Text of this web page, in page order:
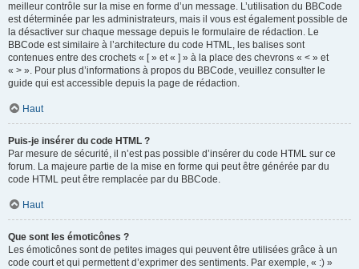
meilleur contrôle sur la mise en forme d’un message. L’utilisation du BBCode
est déterminée par les administrateurs, mais il vous est également possible de
la désactiver sur chaque message depuis le formulaire de rédaction. Le
BBCode est similaire à l’architecture du code HTML, les balises sont
contenues entre des crochets « [ » et « ] » à la place des chevrons « < » et
« > ». Pour plus d’informations à propos du BBCode, veuillez consulter le
guide qui est accessible depuis la page de rédaction.
Haut
Puis-je insérer du code HTML ?
Par mesure de sécurité, il n’est pas possible d’insérer du code HTML sur ce
forum. La majeure partie de la mise en forme qui peut être générée par du
code HTML peut être remplacée par du BBCode.
Haut
Que sont les émoticônes ?
Les émoticônes sont de petites images qui peuvent être utilisées grâce à un
code court et qui permettent d’exprimer des sentiments. Par exemple, « :) »